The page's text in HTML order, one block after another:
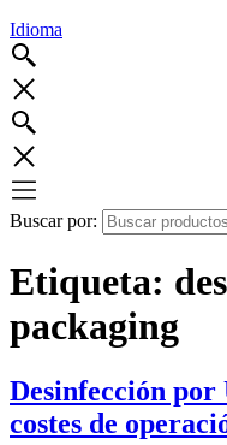
Idioma
Buscar por:
Etiqueta:
packaging
Desinfección por
costes de